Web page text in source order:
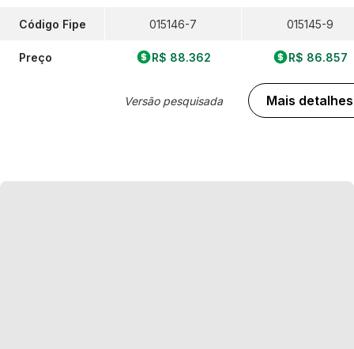
Código Fipe
Preço
015146-7
R$ 88.362
Versão pesquisada
015145-9
R$ 86.857
Mais detalhes